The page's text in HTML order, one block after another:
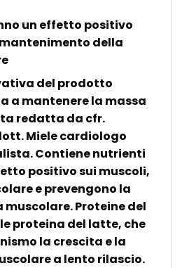
un effetto positivo
della
del prodotto
a mantenere la massa
redatta da cfr.
Miele cardiologo
Contiene nutrienti
positivo sui muscoli,
e prevengono la
Proteine ​​del
proteina del latte, che
la crescita e la
a lento rilascio.